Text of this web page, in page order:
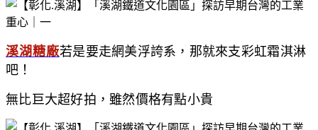
溪湖糖廠若是要走網美浮誇系，那就來支彩虹霜淇淋
吧！
無比巨大超好拍，雖然價格有點小貴